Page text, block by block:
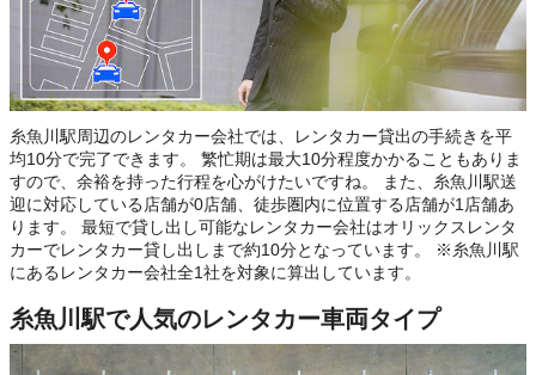
糸魚川駅周辺のレンタカー会社では、レンタカー貸出の手続きを平
均10分で完了できます。 繁忙期は最大10分程度かかることもありま
すので、余裕を持った行程を心がけたいですね。 また、糸魚川駅送
迎に対応している店舗が0店舗、徒歩圏内に位置する店舗が1店舗あ
ります。 最短で貸し出し可能なレンタカー会社はオリックスレンタ
カーでレンタカー貸し出しまで約10分となっています。 ※糸魚川駅
にあるレンタカー会社全1社を対象に算出しています。
糸魚川駅で人気のレンタカー車両タイプ